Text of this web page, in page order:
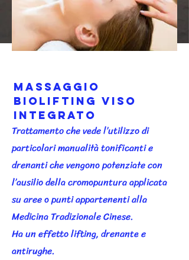
Massaggio
BIOLIFTING viso
integrato
Trattamento che vede l’utilizzo di
particolari manualità tonificanti e
drenanti che vengono potenziate con
l’ausilio della cromopuntura applicata
su aree o punti appartenenti alla
Medicina Tradizionale Cinese.
Ha un effetto lifting, drenante e
antirughe.